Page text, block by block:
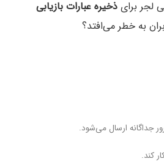
لجر برای ذخیره عبارات بازیابی
به خطر می‌افتد؟